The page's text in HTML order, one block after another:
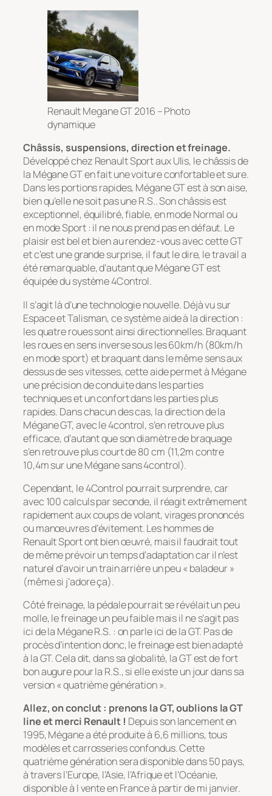
Renault Megane GT 2016 – Photo
dynamique
Châssis, suspensions, direction et freinage.
Développé chez Renault Sport aux Ulis, le châssis de
la Mégane GT en fait une voiture confortable et sure.
Dans les portions rapides, Mégane GT est à son aise,
bien qu’elle ne soit pas une R.S.. Son châssis est
exceptionnel, équilibré, fiable, en mode Normal ou
en mode Sport : il ne nous prend pas en défaut. Le
plaisir est bel et bien au rendez-vous avec cette GT
et c’est une grande surprise, il faut le dire, le travail a
été remarquable, d’autant que Mégane GT est
équipée du système 4Control.
Il s’agit là d’une technologie nouvelle. Déjà vu sur
Espace et Talisman, ce système aide à la direction :
les quatre roues sont ainsi directionnelles. Braquant
les roues en sens inverse sous les 60km/h (80km/h
en mode sport) et braquant dans le même sens aux
dessus de ses vitesses, cette aide permet à Mégane
une précision de conduite dans les parties
techniques et un confort dans les parties plus
rapides. Dans chacun des cas, la direction de la
Mégane GT, avec le 4control, s’en retrouve plus
efficace, d’autant que son diamètre de braquage
s’en retrouve plus court de 80 cm (11,2m contre
10,4m sur une Mégane sans 4control).
Cependant, le 4Control pourrait surprendre, car
avec 100 calculs par seconde, il réagit extrêmement
rapidement aux coups de volant, virages prononcés
ou manœuvres d’évitement. Les hommes de
Renault Sport ont bien œuvré, mais il faudrait tout
de même prévoir un temps d’adaptation car il n’est
naturel d’avoir un train arrière un peu « baladeur »
(même si j’adore ça).
Côté freinage, la pédale pourrait se révélait un peu
molle, le freinage un peu faible mais il ne s’agit pas
ici de la Mégane R.S. : on parle ici de la GT. Pas de
procès d’intention donc, le freinage est bien adapté
à la GT. Cela dit, dans sa globalité, la GT est de fort
bon augure pour la R.S., si elle existe un jour dans sa
version « quatrième génération ».
Allez, on conclut : prenons la GT, oublions la GT
line et merci Renault ! Depuis son lancement en
1995, Mégane a été produite à 6,6 millions, tous
modèles et carrosseries confondus. Cette
quatrième génération sera disponible dans 50 pays,
à travers l’Europe, l’Asie, l’Afrique et l’Océanie,
disponible à l vente en France à partir de mi janvier.